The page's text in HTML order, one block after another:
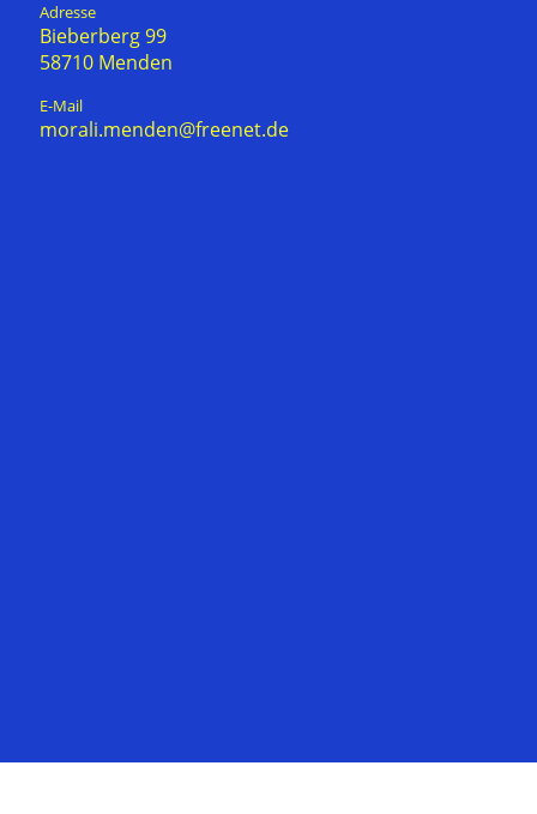
Adresse
Bieberberg 99
58710 Menden
E-Mail
morali.menden@freenet.de